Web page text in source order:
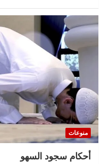
منوعات
أحكام سجود السهو